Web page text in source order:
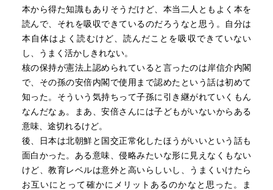
言葉を尽くして論理的に説明すると、二階氏は「で？」と
すべてがひっくり返る。「大した人です」と。（池上）
ビに映っていないときは
半分は寝てるとか、飯を食いながら寝てるとか言われます
ね。そうなると半分幽明鏡を異にしている。
いずれにせよ、この政権はあまり頭がよさそうじゃないな
とみんな思っていますよね（佐藤）
鈴木宗男さんが受刑者の社会復帰を支援する喜連川社会復
本から得た知識もありそうだけど、本当二人ともよく本を
読んで、それを吸収できているのだろうなと思う。自分は
本自体はよく読むけど、読んだことを吸収できていない
し、うまく活かしきれない。
核の保持が憲法上認められていると言ったのは岸信介内閣
で、その孫の安倍内閣で使用まで認めたという話は初めて
知った。そういう気持ちって子孫に引き継がれていくもん
なんだなぁ。まあ、安倍さんには子どもがいないからある
意味、途切れるけど。
後、日本は北朝鮮と国交正常化したほうがいいという話も
面白かった。ある意味、侵略みたいな形に見えなくもない
けど、教育レベルは意外と高いらしいし、うまくいけたら
お互いにとって確かにメリットあるのかなと思った。ま